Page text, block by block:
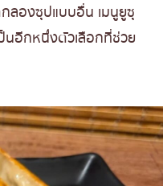
กลองซุปแบบอื่น เมนูยูซุ
นอีกหนึ่งตัวเลือกที่ช่วย